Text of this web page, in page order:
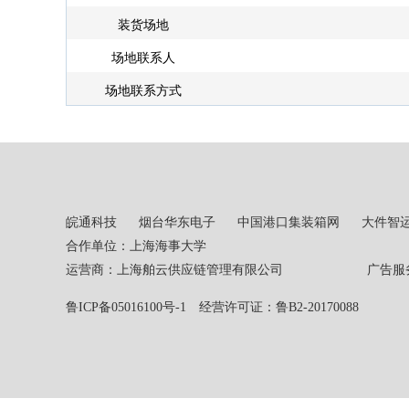
装货场地
场地联系人
场地联系方式
皖通科技 烟台华东电子 中国港口集装箱网
大件智
合作单位：上海海事大学
运营商：上海舶云供应链管理有限公司 广告服务热
鲁ICP备05016100号-1 经营许可证：鲁B2-20170088